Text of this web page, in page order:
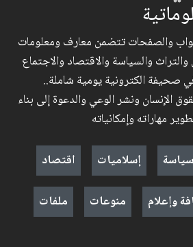
والصفحات تتضمن معارف ومعلومات
والتراث والسياسة والاقتصاد والاجتماع
صحيفة الكترونية يومية شاملة..
الإنسان ونشر الوعي والدعوة إلى بناء
مهاراته وإمكانياته
سياسة إسلاميات
اقتصاد
وإعلام منوعات ملفات